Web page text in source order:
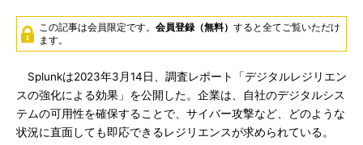
この記事は会員限定です。 会員登録（無料） すると全てご覧いただけ
ます。
Splunkは2023年3月14日、調査レポート「デジタルレジリエン
スの強化による効果」を公開した。企業は、自社のデジタルシス
テムの可用性を確保することで、サイバー攻撃など、どのような
状況に直面しても即応できるレジリエンスが求められている。